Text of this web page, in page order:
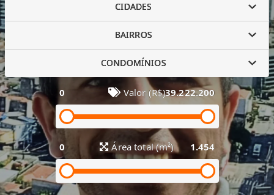
CIDADES
BAIRROS
CONDOMÍNIOS
0 Valor (R$)39.222.200
0 Área total (m²) 1.454